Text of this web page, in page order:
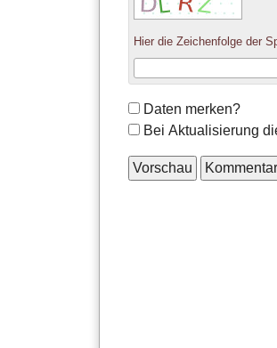
Hier die Zeichenfolge der
Formular-
Optionen
Daten merken?
Bei Aktualisierung